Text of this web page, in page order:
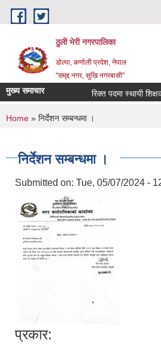
Skip to main content
ठुली भेरी नगरपालिका
डाेल्पा, कर्णाली प्रदेश, नेपाल
''समृद्द नगर, सुखि नगरबासी''
मुख्य समाचार रिक्त पदमा स्थायी शिक्षक
You are here
Home » निर्देशन सम्बन्धमा ।
निर्देशन सम्बन्धमा ।
Submitted on: Tue, 05/07/2024 -
प्रकार: